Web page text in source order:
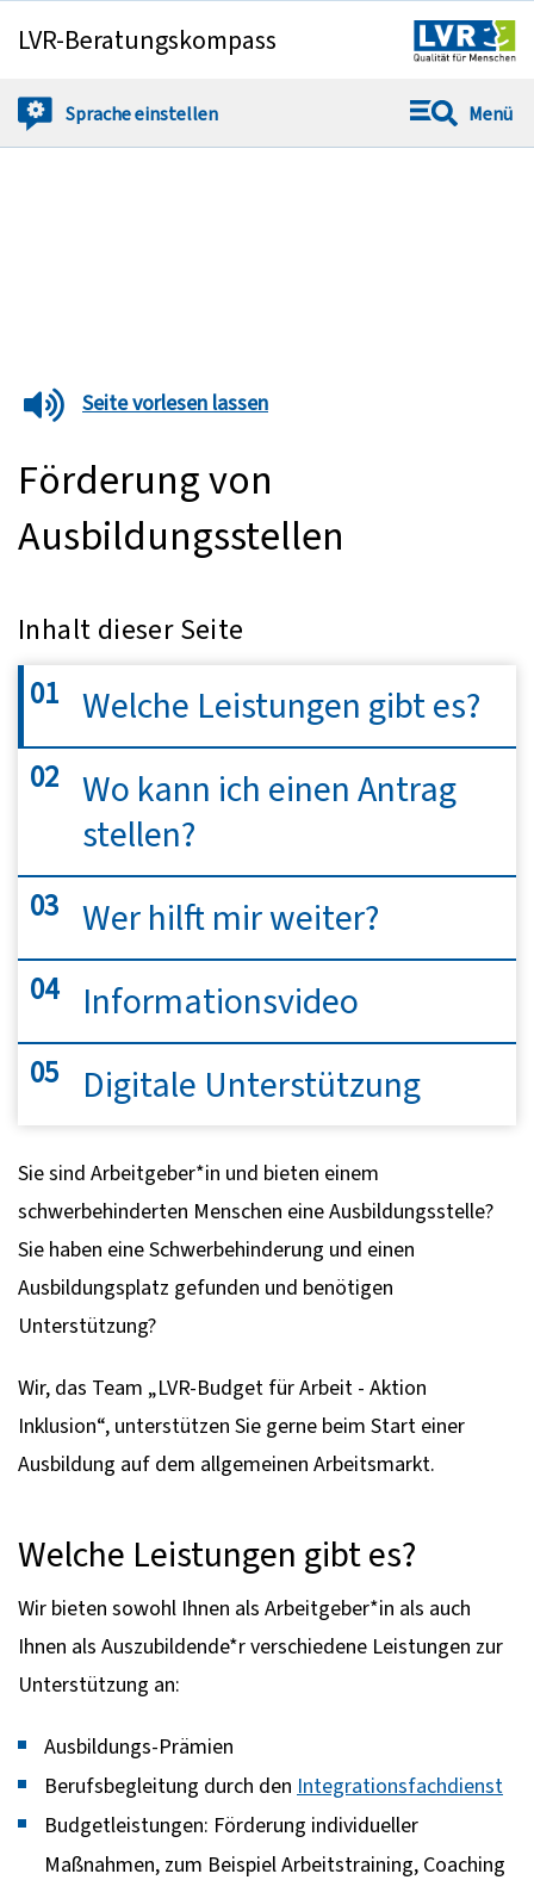
Springe direkt zu:
LVR-Beratungskompass
Spracheeinstellen Menü
Seite vorlesen lassen
Förderung von
Ausbildungsstellen
Inhalt dieser Seite
Welche Leistungen gibt es?
Wo kann ich einen Antrag
stellen?
Wer hilft mir weiter?
Informationsvideo
Digitale Unterstützung
Sie sind Arbeitgeber*in und bieten einem
schwerbehinderten Menschen eine Ausbildungsstelle?
Sie haben eine Schwerbehinderung und einen
Ausbildungsplatz gefunden und benötigen
Unterstützung?
Wir, das Team „LVR-Budget für Arbeit - Aktion
Inklusion“, unterstützen Sie gerne beim Start einer
Ausbildung auf dem allgemeinen Arbeitsmarkt.
Welche Leistungen gibt es?
Wir bieten sowohl Ihnen als Arbeitgeber*in als auch
Ihnen als Auszubildende*r verschiedene Leistungen zur
Unterstützung an:
Ausbildungs-Prämien
Berufsbegleitung durch den Integrationsfachdienst
Budgetleistungen: Förderung individueller
Maßnahmen, zum Beispiel Arbeitstraining, Coaching